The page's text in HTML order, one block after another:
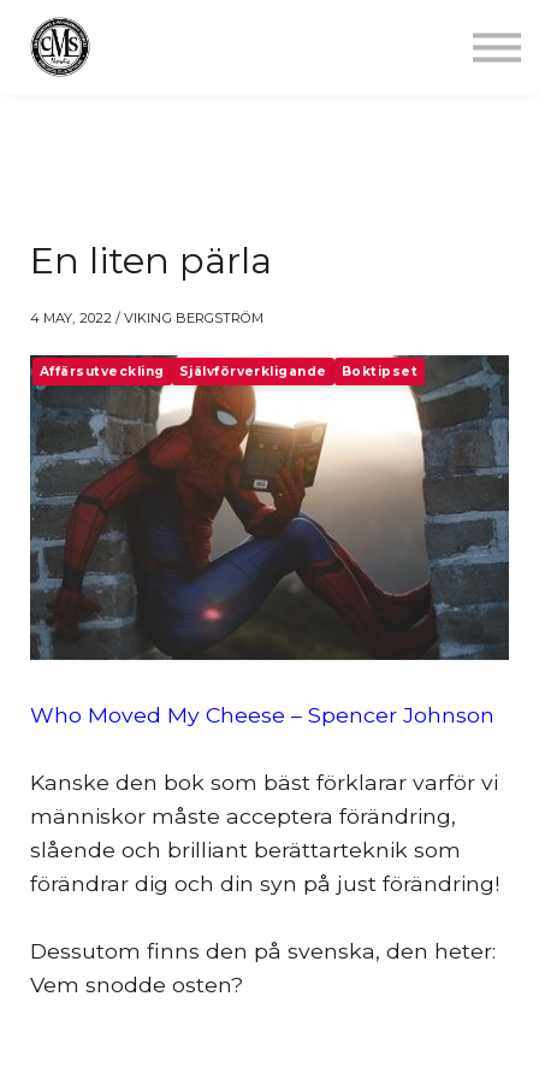
En liten pärla
4 MAY, 2022 / VIKING BERGSTRÖM
Affärsutveckling Självförverkligande Boktipset
Who Moved My Cheese – Spencer Johnson
Kanske den bok som bäst förklarar varför vi
människor måste acceptera förändring,
slående och brilliant berättarteknik som
förändrar dig och din syn på just förändring!
Dessutom finns den på svenska, den heter:
Vem snodde osten?